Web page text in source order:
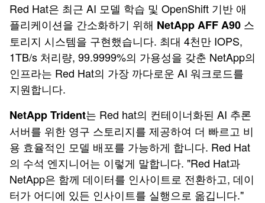
Red Hat은 최근 AI 모델 학습 및 OpenShift 기반 애
플리케이션을 간소화하기 위해 NetApp AFF A90 스
토리지 시스템을 구현했습니다. 최대 4천만 IOPS,
1TB/s 처리량, 99.9999%의 가용성을 갖춘 NetApp의
인프라는 Red Hat의 가장 까다로운 AI 워크로드를
지원합니다.
NetApp Trident는 Red hat의 컨테이너화된 AI 추론
서버를 위한 영구 스토리지를 제공하여 더 빠르고 비
용 효율적인 모델 배포를 가능하게 합니다. Red Hat
의 수석 엔지니어는 이렇게 말합니다. "Red Hat과
NetApp은 함께 데이터를 인사이트로 전환하고, 데이
터가 어디에 있든 인사이트를 실행으로 옮깁니다."